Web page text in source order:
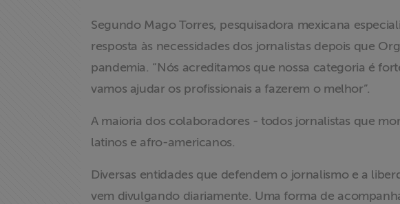
Segundo Mago Torres, pesquisadora mexicana
resposta às necessidades dos jornalistas depois que
pandemia. “Nós acreditamos que nossa categoria é
vamos ajudar os profissionais a fazerem o melhor”.
A maioria dos colaboradores - todos jornalistas que
latinos e afro-americanos.
Diversas entidades que defendem o jornalismo e a
vem divulgando diariamente. Uma forma de